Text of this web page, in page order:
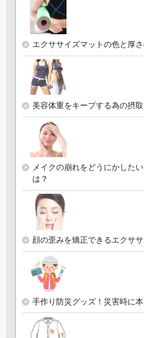
エクササイズマットの色と厚
美容体重をキープする為の摂
メイクの崩れをどうにかした
は？
顔の歪みを矯正できるエクサ
手作り防災グッズ！災害時に